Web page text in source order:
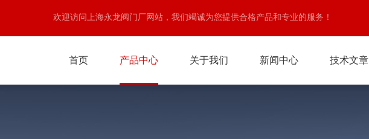
欢迎访问上海永龙阀门厂网站，我们竭诚为您提供合格产品和专业的服务！
首页 产品中心 关于我们 新闻中心 技术文章